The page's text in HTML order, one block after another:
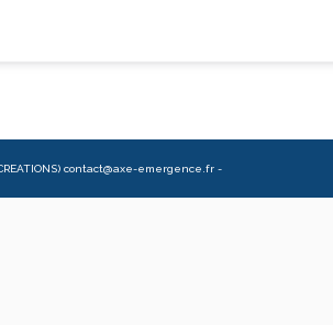
contact@axe-emergence.fr -